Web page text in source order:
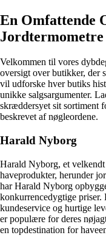
En Omfattende
Jordtermometre
Velkommen til vores
oversigt over butikker, der
vil udforske hver butiks
unikke salgsargumenter.
skræddersyet sit sortiment
beskrevet af nøgleordene.
Harald Nyborg
Harald Nyborg, et
haveprodukter, herunder
har Harald Nyborg
konkurrencedygtige
kundeservice og hurtige
er populære for deres
en topdestination for